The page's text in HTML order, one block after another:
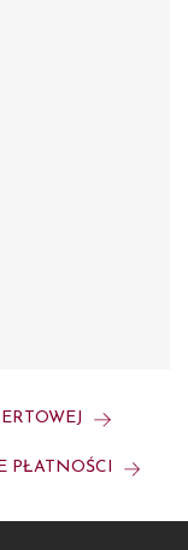
PŁATNOŚCI